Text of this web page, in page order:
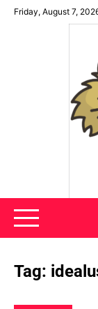
SkipFriday, August 7,
News
Tag: